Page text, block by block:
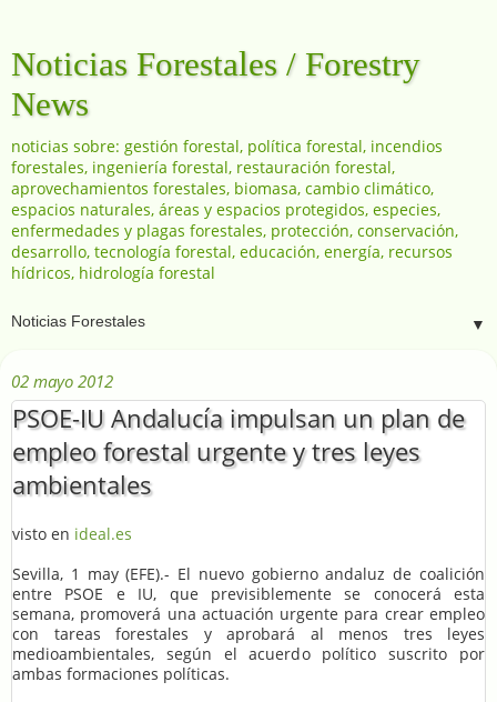
Noticias Forestales / Forestry
News
noticias sobre: gestión forestal, política forestal, incendios
forestales, ingeniería forestal, restauración forestal,
aprovechamientos forestales, biomasa, cambio climático,
espacios naturales, áreas y espacios protegidos, especies,
enfermedades y plagas forestales, protección, conservación,
desarrollo, tecnología forestal, educación, energía, recursos
hídricos, hidrología forestal
▼
02 mayo 2012
PSOE-IU Andalucía impulsan un plan de
empleo forestal urgente y tres leyes
ambientales
visto en ideal.es
Sevilla, 1 may (EFE).- El nuevo gobierno andaluz de coalición
entre PSOE e IU, que previsiblemente se conocerá esta
semana, promoverá una actuación urgente para crear empleo
con tareas forestales y aprobará al menos tres leyes
medioambientales, según el acuerdo político suscrito por
ambas formaciones políticas.